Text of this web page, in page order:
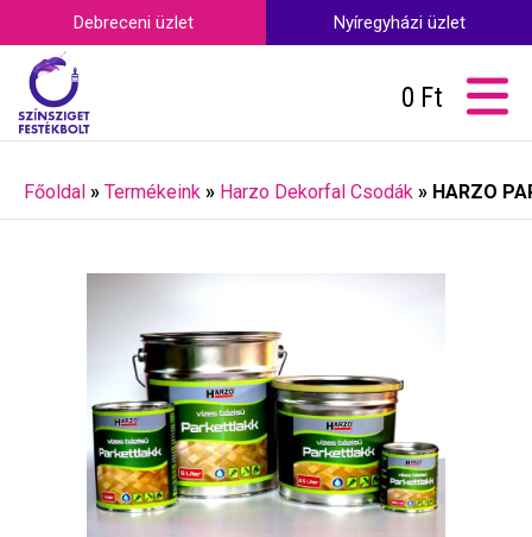
Debreceni üzlet Nyíregyházi üzlet
0 Ft
Főoldal » Termékeink » Harzo Dekorfal Csodák » HARZO